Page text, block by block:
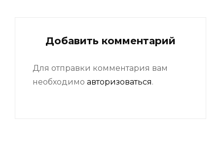
Добавить комментарий
Для отправки комментария вам
необходимо авторизоваться.